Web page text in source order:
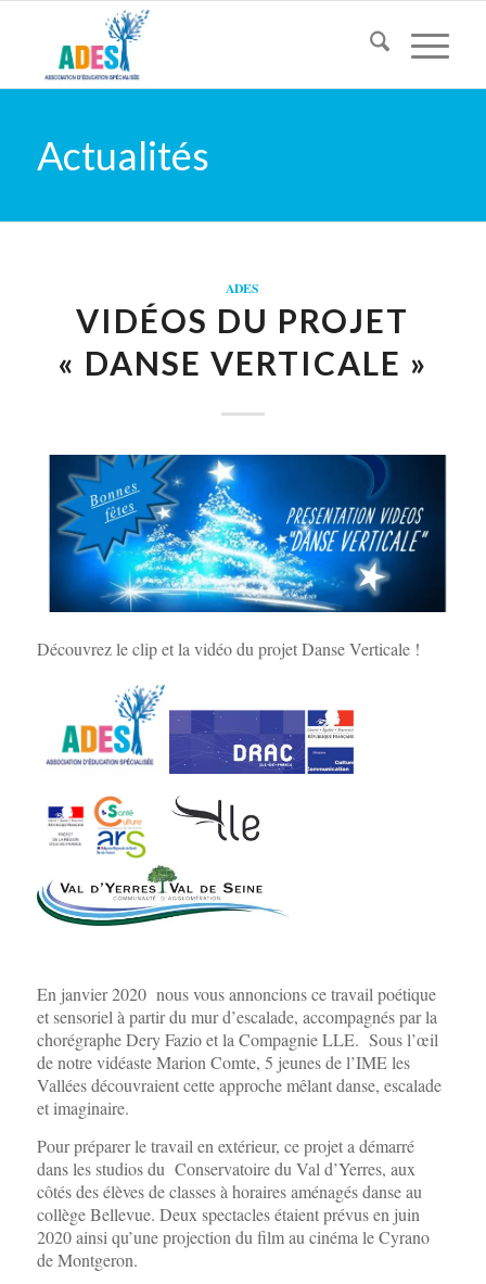
Actualités
ADES
VIDÉOS DU PROJET
« DANSE VERTICALE »
Découvrez le clip et la vidéo du projet Danse Verticale !
En janvier 2020 nous vous annoncions ce travail poétique
et sensoriel à partir du mur d’escalade, accompagnés par la
chorégraphe Dery Fazio et la Compagnie LLE. Sous l’œil
de notre vidéaste Marion Comte, 5 jeunes de l’IME les
Vallées découvraient cette approche mêlant danse, escalade
et imaginaire.
Pour préparer le travail en extérieur, ce projet a démarré
dans les studios du Conservatoire du Val d’Yerres, aux
côtés des élèves de classes à horaires aménagés danse au
collège Bellevue. Deux spectacles étaient prévus en juin
2020 ainsi qu’une projection du film au cinéma le Cyrano
de Montgeron.